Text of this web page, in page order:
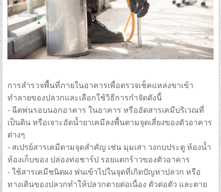
การสำรวจพื้นที่ภายในอาคารเพื่อตรวจเช็คแหล่งขาเข้า
ทำลายของปลวกและเลือกใช้วิธีการกำจัดดังนี้
- ฉีดพ่นรอบนอกอาคาร ในอาคาร หรืออัดสารเคมีบริเวณที่
เป็นดิน หรือเจาะอัดน้ำยาเคมีลงพื้นตามจุดเสี่ยงของตัวอาคาร
ต่างๆ
- สเปรย์สารเคมีตามจุดสำคัญ เช่น มุมเสา วงกบประตู ห้องน้ำ
ห้องเก็บของ ปล่องท่อชาร์ป รอยแตกร้าวของตัวอาคาร
- ใช้สารเคมีชนิดผง พ่นเข้าไปในจุดที่เกิดปัญหาปลวก หรือ
ทางเดินของปลวกทำให้ปลวกตายต่อเนื่อง ตัวต่อตัว และตาย